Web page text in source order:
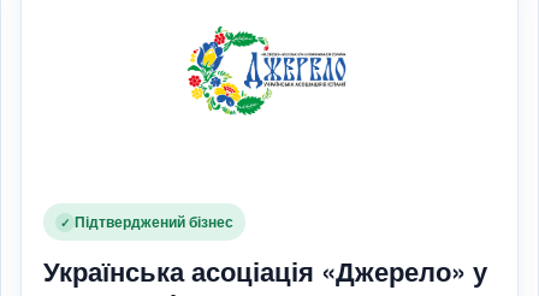
✓ Підтверджений бізнес
Українська асоціація «Джерело» у